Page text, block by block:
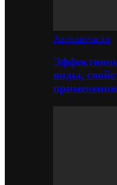
Автозапчасти
виды,